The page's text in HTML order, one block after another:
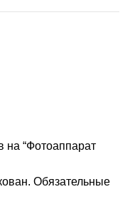
на “Фотоаппарат
Обязательные